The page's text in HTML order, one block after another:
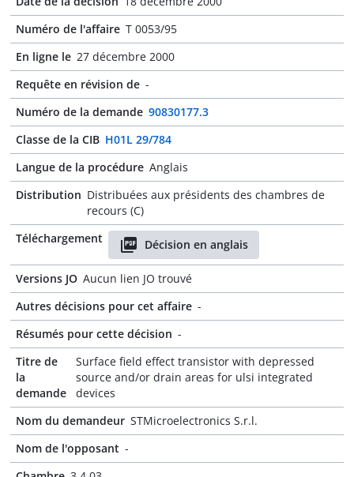
Numéro de l'affaire T 0053/95
En ligne le 27 décembre 2000
Requête en révision de -
Numéro de la demande 90830177.3
Classe de la CIB H01L 29/784
Langue de la procédure Anglais
Distribution Distribuées aux présidents des chambres de
recours (C)
Téléchargement
Décision en anglais
Versions JO Aucun lien JO trouvé
Autres décisions pour cet affaire -
Résumés pour cette décision -
Titre de
la
demande
Surface field effect transistor with depressed
source and/or drain areas for ulsi integrated
devices
Nom du demandeur STMicroelectronics S.r.l.
Nom de l'opposant -